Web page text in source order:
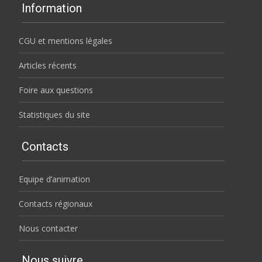
Information
CGU et mentions légales
Articles récents
Foire aux questions
Statistiques du site
Contacts
Equipe d’animation
Contacts régionaux
Nous contacter